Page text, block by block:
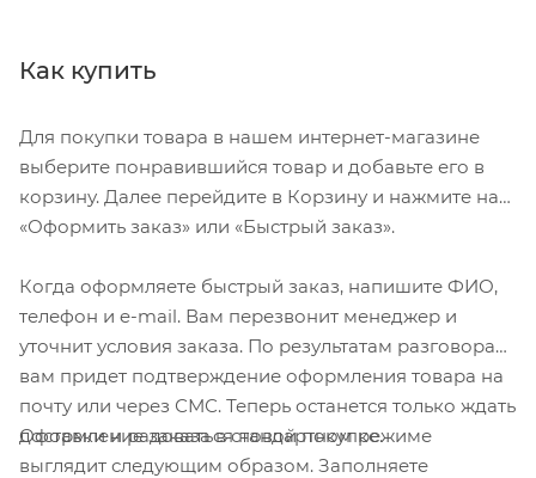
Как купить
Для покупки товара в нашем интернет-магазине
выберите понравившийся товар и добавьте его в
корзину. Далее перейдите в Корзину и нажмите на
«Оформить заказ» или «Быстрый заказ».
Когда оформляете быстрый заказ, напишите ФИО,
телефон и e-mail. Вам перезвонит менеджер и
уточнит условия заказа. По результатам разговора
вам придет подтверждение оформления товара на
почту или через СМС. Теперь останется только ждать
доставки и радоваться новой покупке.
Оформление заказа в стандартном режиме
выглядит следующим образом. Заполняете